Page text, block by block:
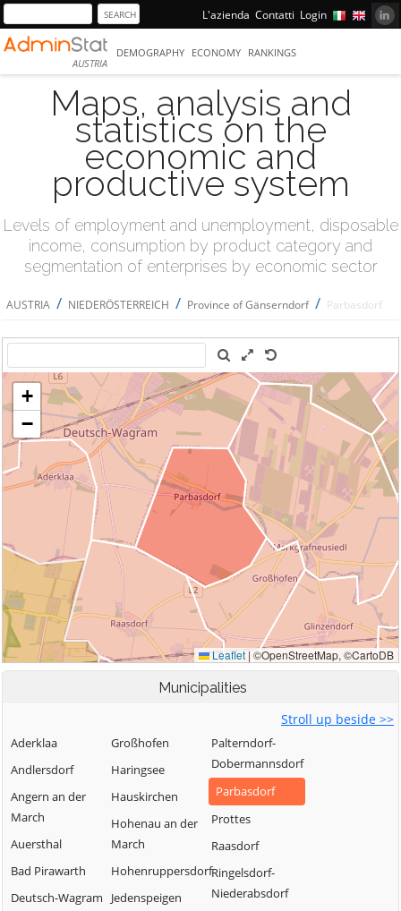
L'azienda Contatti Login
AUSTRIA
DEMOGRAPHY ECONOMY RANKINGS
Maps, analysis and
statistics on the
economic and
productive system
Levels of employment and unemployment, disposable
income, consumption by product category and
segmentation of enterprises by economic sector
AUSTRIA / NIEDERÖSTERREICH / Province of Gänserndorf / Parbasdorf
Municipalities
Stroll up beside >>
Aderklaa
Andlersdorf
Angern an der
March
Auersthal
Bad Pirawarth
Deutsch-Wagram
Großhofen
Haringsee
Hauskirchen
Hohenau an der
March
Hohenruppersdorf
Jedenspeigen
Palterndorf-
Dobermannsdorf
Parbasdorf
Prottes
Raasdorf
Ringelsdorf-
Niederabsdorf